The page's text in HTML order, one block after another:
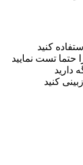
کنید
تست نمایید
دارید
کنید